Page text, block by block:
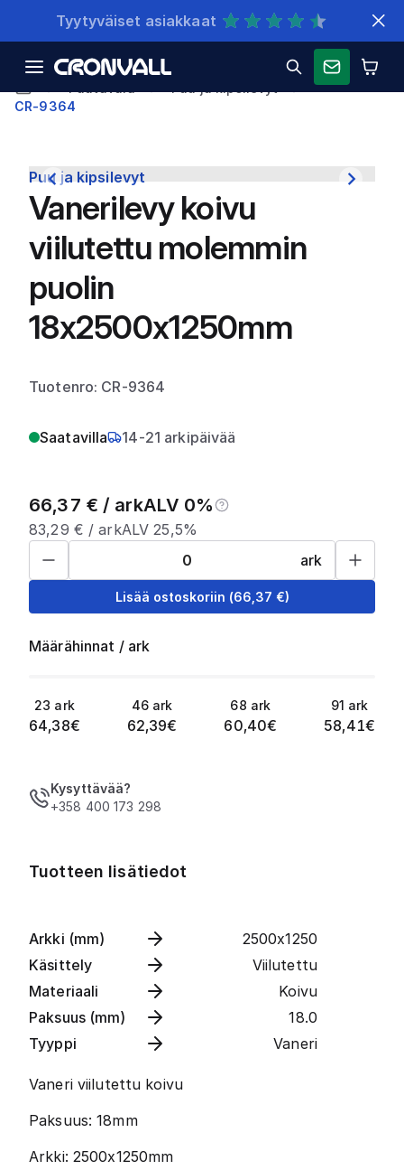
Nopeat toimitukset
CR-9364
Puu ja kipsilevyt
Vanerilevy koivu
viilutettu molemmin
puolin
18x2500x1250mm
Tuotenro: CR-9364
Saatavilla 14-21 arkipäivää
66,37 € / arkALV 0%
83,29 € /arkALV 25,5%
ark
Lisää ostoskoriin (66,37 €)
Määrähinnat / ark
23 ark
64,38€
46 ark
62,39€
68 ark
60,40€
91 ark
58,41€
Kysyttävää?
+358 400 173 298
Tuotteen lisätiedot
Arkki (mm)
2500x1250
Käsittely
Viilutettu
Materiaali
Koivu
Paksuus (mm)
18.0
Tyyppi
Vaneri
Vaneri viilutettu koivu
Paksuus: 18mm
Arkki: 2500x1250mm